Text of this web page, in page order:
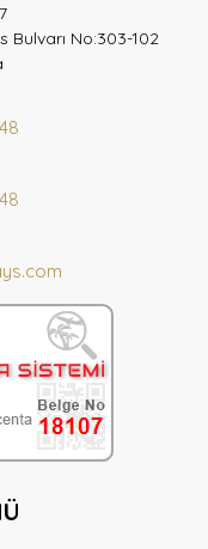
No:303-102